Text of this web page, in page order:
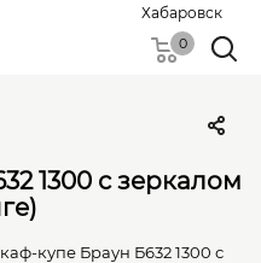
Хабаровск
0
1300 с зеркалом
купе Браун Б632 1300 с